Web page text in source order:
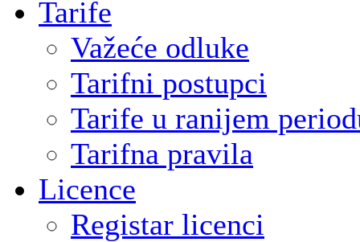
Tarife
Važeće odluke
Tarifni postupci
Tarife u ranijem
Tarifna pravila
Licence
Registar licenci